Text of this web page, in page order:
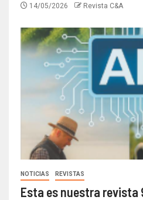
14/05/2026 Revista C&A
NOTICIAS REVISTAS
Esta es nuestra revista